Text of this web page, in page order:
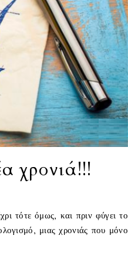
χρονιά!!!
τότε όμως, και πριν φύγει το
μιας χρονιάς που μόνο